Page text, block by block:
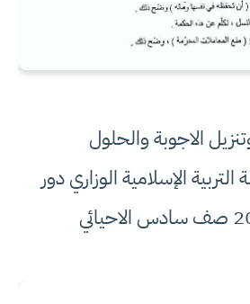
الاجوبة والحلول
الإسلامية الوزاري دور